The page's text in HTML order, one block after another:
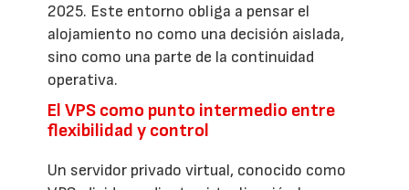
2025. Este entorno obliga a pensar el
alojamiento no como una decisión aislada,
sino como una parte de la continuidad
operativa.
El VPS como punto intermedio entre
flexibilidad y control
Un servidor privado virtual, conocido como